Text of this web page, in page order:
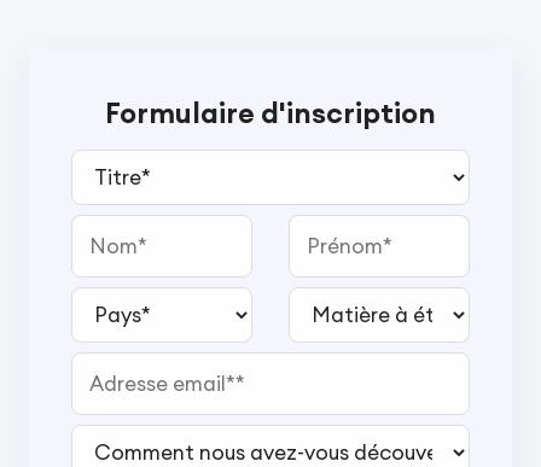
Formulaire d'inscription
Titre*
Nom Prénom
Pays* Matière à étudier*
Adresse email*
Comment nous avez-vous découvert ?*